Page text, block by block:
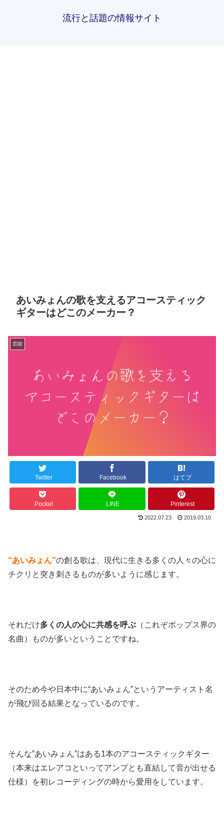
流行と話題の情報サイト
あいみょんの歌を支えるアコースティック
ギターはどこのメーカー？
芸能
Twitter Facebook はてブ
Pocket LINE Pinterest
2022.07.23 2019.03.10
“あいみょん”の創る歌は、現代に生きる多くの人々の心に
チクリと突き刺さるものが多いように感じます。
それだけ多くの人の心に共感を呼ぶ （これぞポップス界の
名曲）ものが多いということですね。
そのため今や日本中に“あいみょん”というアーティスト名
が飛び回る結果となっているのです。
そんな”あいみょん”はある1本のアコースティックギター
（本来はエレアコといってアンプとも直結して音が出せる
仕様）を初レコーディングの時から愛用をしています。